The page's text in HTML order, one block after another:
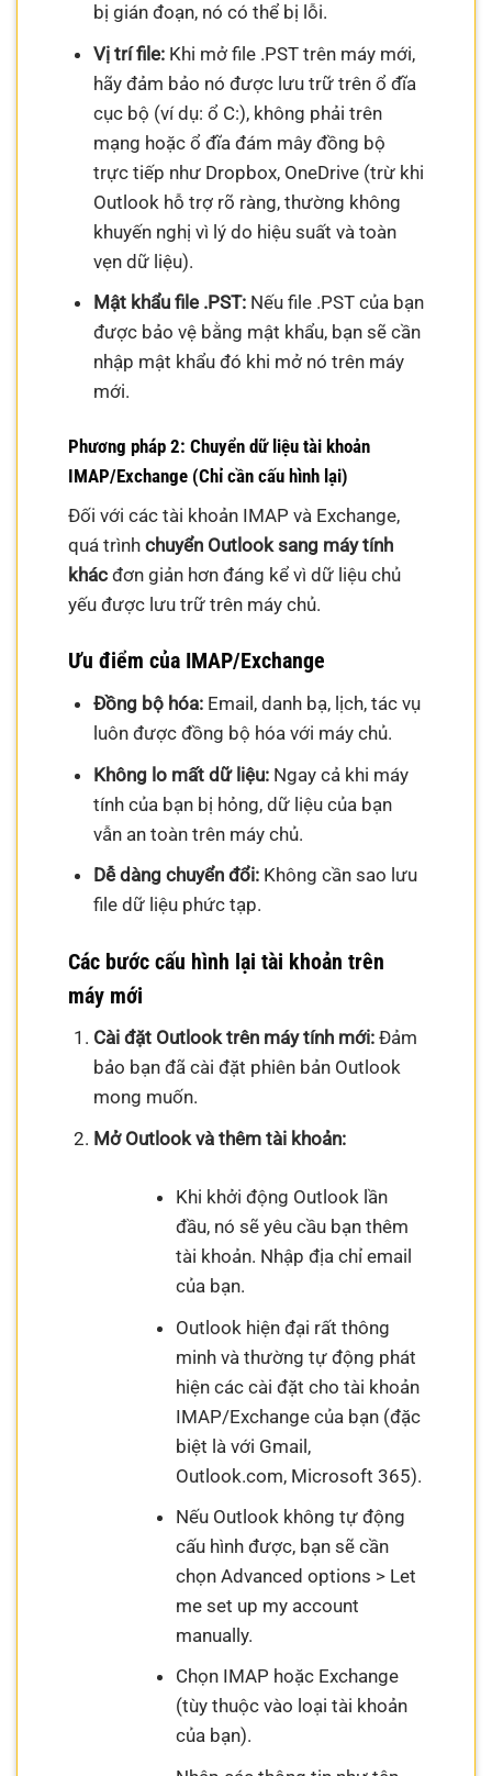
bị gián đoạn, nó có thể bị lỗi.
Vị trí file:Khi mở file .PST trên máy mới,
hãy đảm bảo nó được lưu trữ trên ổ đĩa
cục bộ (ví dụ: ổ C:), không phải trên
mạng hoặc ổ đĩa đám mây đồng bộ
trực tiếp như Dropbox, OneDrive (trừ khi
Outlook hỗ trợ rõ ràng, thường không
khuyến nghị vì lý do hiệu suất và toàn
vẹn dữ liệu).
Mật khẩu file .PST:Nếu file .PST của bạn
được bảo vệ bằng mật khẩu, bạn sẽ cần
nhập mật khẩu đó khi mở nó trên máy
mới.
Phương pháp 2: Chuyển dữ liệu tài khoản
IMAP/Exchange (Chỉ cần cấu hình lại)
Đối với các tài khoản IMAP và Exchange,
quá trìnhchuyển Outlook sang máy tính
khác đơn giản hơn đáng kể vì dữ liệu chủ
yếu được lưu trữ trên máy chủ.
Ưu điểm của IMAP/Exchange
Đồng bộ hóa:Email, danh bạ, lịch, tác vụ
luôn được đồng bộ hóa với máy chủ.
Không lo mất dữ liệu:Ngay cả khi máy
tính của bạn bị hỏng, dữ liệu của bạn
vẫn an toàn trên máy chủ.
Dễ dàng chuyển đổi:Không cần sao lưu
file dữ liệu phức tạp.
Các bước cấu hình lại tài khoản trên
máy mới
Cài đặt Outlook trên máy tính mới:Đảm
bảo bạn đã cài đặt phiên bản Outlook
mong muốn.
Mở Outlook và thêm tài khoản:
Khi khởi động Outlook lần
đầu, nó sẽ yêu cầu bạn thêm
tài khoản. Nhập địa chỉ email
của bạn.
Outlook hiện đại rất thông
minh và thường tự động phát
hiện các cài đặt cho tài khoản
IMAP/Exchange của bạn (đặc
biệt là với Gmail,
Outlook.com, Microsoft 365).
Nếu Outlook không tự động
cấu hình được, bạn sẽ cần
chọn Advanced options > Let
me set up my account
manually.
Chọn IMAP hoặc Exchange
(tùy thuộc vào loại tài khoản
của bạn).